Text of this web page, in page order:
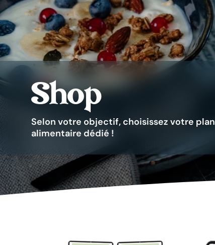
Shop
Selon votre objectif, choisissez votre plan
alimentaire dédié !